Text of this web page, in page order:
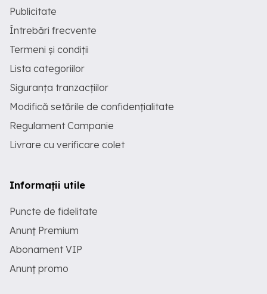
Publicitate
Întrebări frecvente
Termeni și condiții
Lista categoriilor
Siguranța tranzacțiilor
Modifică setările de confidențialitate
Regulament Campanie
Livrare cu verificare colet
Informații utile
Puncte de fidelitate
Anunț Premium
Abonament VIP
Anunț promo